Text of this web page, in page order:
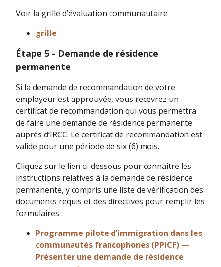
Voir la grille d’évaluation communautaire
grille
Étape 5 - Demande de résidence
permanente
Si la demande de recommandation de votre
employeur est approuvée, vous recevrez un
certificat de recommandation qui vous permettra
de faire une demande de résidence permanente
auprès d’IRCC. Le certificat de recommandation est
valide pour une période de six (6) mois.
Cliquez sur le lien ci-dessous pour connaître les
instructions relatives à la demande de résidence
permanente, y compris une liste de vérification des
documents requis et des directives pour remplir les
formulaires :
Programme pilote d’immigration dans les
communautés francophones (PPICF) —
Présenter une demande de résidence